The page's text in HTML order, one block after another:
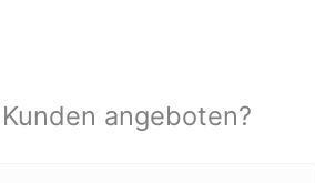
angeboten?